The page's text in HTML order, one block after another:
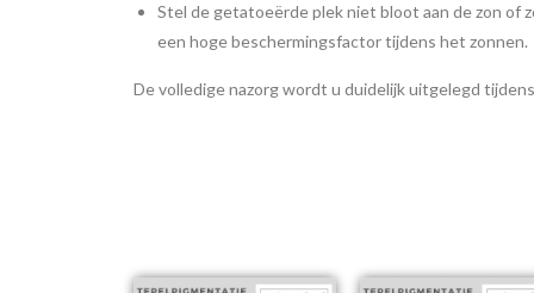
Stel de getatoeërde plek niet bloot aan de zon of
een hoge beschermingsfactor tijdens het zonnen.
De volledige nazorg wordt u duidelijk uitgelegd